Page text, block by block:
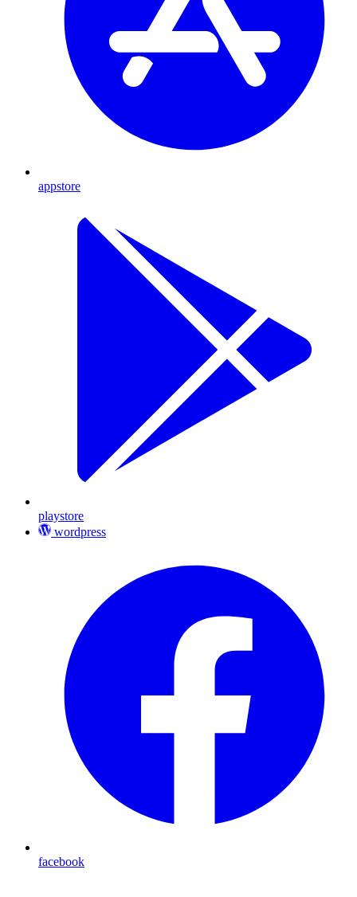
appstore
playstore
wordpress
facebook